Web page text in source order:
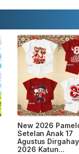
New 2026
Setelan Anak 17
Agustus
2026 Katun...